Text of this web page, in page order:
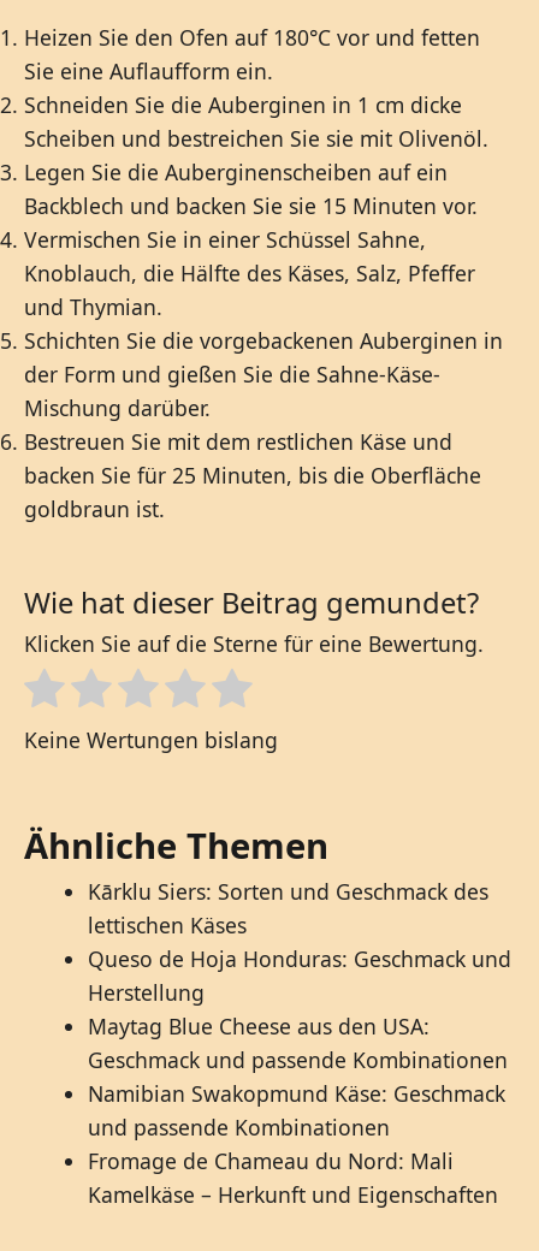
Heizen Sie den Ofen auf 180°C vor und fetten
Sie eine Auflaufform ein.
Schneiden Sie die Auberginen in 1 cm dicke
Scheiben und bestreichen Sie sie mit Olivenöl.
Legen Sie die Auberginenscheiben auf ein
Backblech und backen Sie sie 15 Minuten vor.
Vermischen Sie in einer Schüssel Sahne,
Knoblauch, die Hälfte des Käses, Salz, Pfeffer
und Thymian.
Schichten Sie die vorgebackenen Auberginen in
der Form und gießen Sie die Sahne-Käse-
Mischung darüber.
Bestreuen Sie mit dem restlichen Käse und
backen Sie für 25 Minuten, bis die Oberfläche
goldbraun ist.
Wie hat dieser Beitrag gemundet?
Klicken Sie auf die Sterne für eine Bewertung.
Keine Wertungen bislang
Ähnliche Themen
Kārklu Siers: Sorten und Geschmack des
lettischen Käses
Queso de Hoja Honduras: Geschmack und
Herstellung
Maytag Blue Cheese aus den USA:
Geschmack und passende Kombinationen
Namibian Swakopmund Käse: Geschmack
und passende Kombinationen
Fromage de Chameau du Nord: Mali
Kamelkäse – Herkunft und Eigenschaften